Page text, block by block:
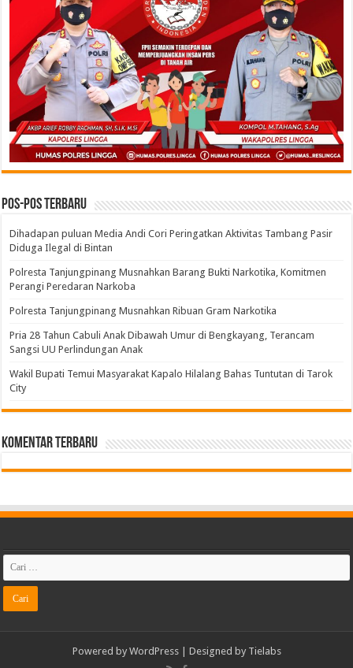
Pos-pos Terbaru
Dihadapan puluan Media Andi Cori Peringatkan Aktivitas Tambang Pasir
Diduga Ilegal di Bintan
Polresta Tanjungpinang Musnahkan Barang Bukti Narkotika, Komitmen
Perangi Peredaran Narkoba
Polresta Tanjungpinang Musnahkan Ribuan Gram Narkotika
Pria 28 Tahun Cabuli Anak Dibawah Umur di Bengkayang, Terancam
Sangsi UU Perlindungan Anak
Wakil Bupati Temui Masyarakat Kapalo Hilalang Bahas Tuntutan di Tarok
City
Komentar Terbaru
Powered by WordPress| Designed by Tielabs